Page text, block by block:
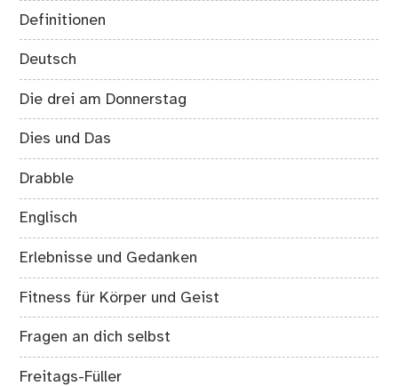
Definitionen
Deutsch
Die drei am Donnerstag
Dies und Das
Drabble
Englisch
Erlebnisse und Gedanken
Fitness für Körper und Geist
Fragen an dich selbst
Freitags-Füller